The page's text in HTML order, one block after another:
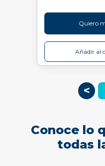
Quiero
Añadir al
<
Conoce lo
todas